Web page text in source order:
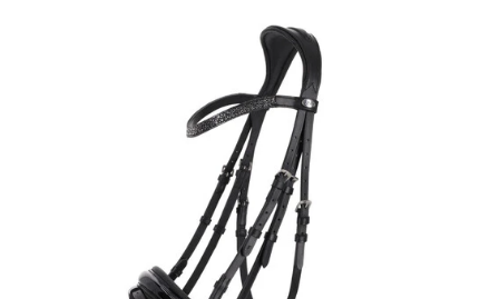
Rytter
Hest
Børn
Hund
Kat